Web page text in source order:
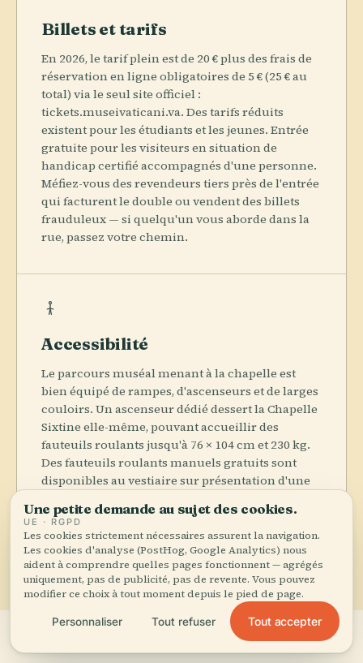
Billets et tarifs
En 2026, le tarif plein est de 20 € plus des frais de
réservation en ligne obligatoires de 5 € (25 € au
total) via le seul site officiel :
tickets.museivaticani.va. Des tarifs réduits
existent pour les étudiants et les jeunes. Entrée
gratuite pour les visiteurs en situation de
handicap certifié accompagnés d'une personne.
Méfiez-vous des revendeurs tiers près de l'entrée
qui facturent le double ou vendent des billets
frauduleux — si quelqu'un vous aborde dans la
rue, passez votre chemin.
Accessibilité
Le parcours muséal menant à la chapelle est
bien équipé de rampes, d'ascenseurs et de larges
couloirs. Un ascenseur dédié dessert la Chapelle
Sixtine elle-même, pouvant accueillir des
fauteuils roulants jusqu'à 76 × 104 cm et 230 kg.
Des fauteuils roulants manuels gratuits sont
disponibles au vestiaire sur présentation d'une
revanche, ne sont pas accessibles en raison du
terrain accidenté.
Une petite demande au sujet des cookies.
UE · RGPD
Les cookies strictement nécessaires assurent la navigation.
Les cookies d'analyse (PostHog, Google Analytics) nous
aident à comprendre quelles pages fonctionnent — agrégés
uniquement, pas de publicité, pas de revente. Vous pouvez
modifier ce choix à tout moment depuis le pied de page.
Personnaliser Tout refuser Tout accepter